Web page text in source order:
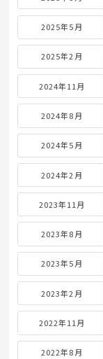
2025年5月
2025年2月
2024年11月
2024年8月
2024年5月
2024年2月
2023年11月
2023年8月
2023年5月
2023年2月
2022年11月
2022年8月